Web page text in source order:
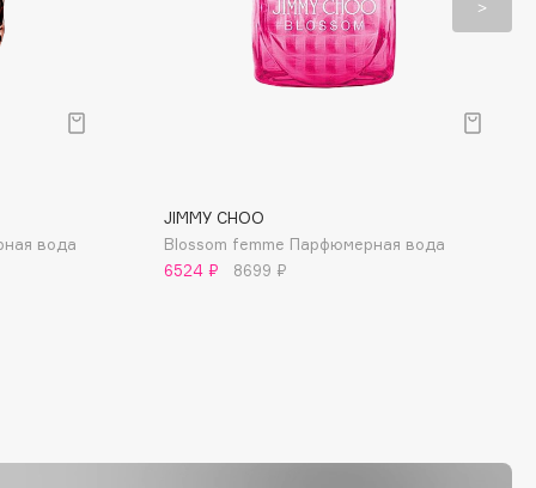
вода
JIMMY CHOO
Blossom femme Парфюмерная вода
6524 ₽
8699 ₽